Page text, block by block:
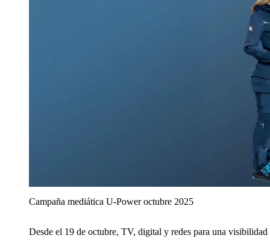
Campaña mediática U‑Power octubre 2025
Desde el 19 de octubre, TV, digital y redes para una